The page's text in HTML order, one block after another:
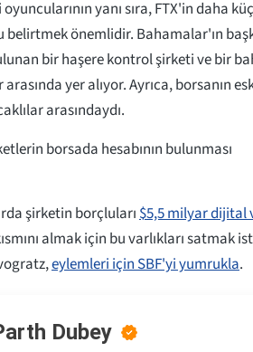
yanı sıra, FTX'in daha
belirtmek önemlidir. Bahamalar'ın
bir haşere kontrol şirketi ve bir
yer alıyor. Ayrıca, borsanın
arasındaydı.
borsada hesabının bulunması
şirketin borçluları $5,5 milyar dijital
almak için bu varlıkları satmak
eylemleri için SBF'yi yumrukla.
Dubey